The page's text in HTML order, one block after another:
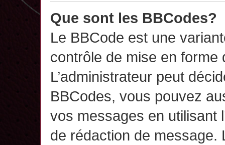
Que sont les BBCodes?
Le BBCode est une
contrôle de mise en forme
L’administrateur peut
BBCodes, vous pouvez
vos messages en utilisant
de rédaction de message.